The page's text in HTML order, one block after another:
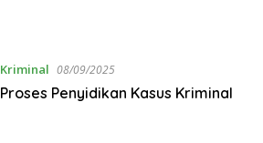
Kriminal 08/09/2025
Proses Penyidikan Kasus Kriminal